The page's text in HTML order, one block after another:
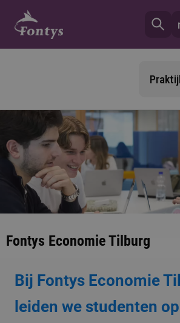
Fontys Economie Tilburg
Bij Fontys Economie
leiden we studenten